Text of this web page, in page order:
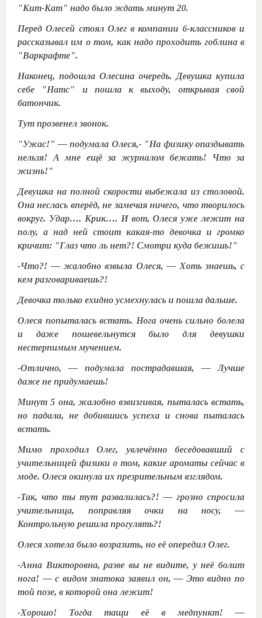
"Кит-Кат" надо было ждать минут 20.
Перед Олесей стоял Олег в компании 6-классников и
рассказывал им о том, как надо проходить гоблина в
"Варкрафте".
Наконец, подошла Олесина очередь. Девушка купила
себе "Натс" и пошла к выходу, открывая свой
батончик.
Тут прозвенел звонок.
"Ужас!" — подумала Олеся,- "На физику опаздывать
нельзя! А мне ещё за журналом бежать! Что за
жизнь!"
Девушка на полной скорости выбежала из столовой.
Она неслась вперёд, не замечая ничего, что творилось
вокруг. Удар…. Крик…. И вот, Олеся уже лежит на
полу, а над ней стоит какая-то девочка и громко
кричит: "Глаз что ль нет?! Смотри куда бежишь!"
-Что?! — жалобно взвыла Олеся, — Хоть знаешь, с
кем разговариваешь?!
Девочка только ехидно усмехнулась и пошла дальше.
Олеся попыталась встать. Нога очень сильно болела
и даже пошевельнутся было для девушки
нестерпимым мучением.
-Отлично, — подумала пострадавшая, — Лучше
даже не придумаешь!
Минут 5 она, жалобно взвизгивая, пыталась встать,
но падала, не добившись успеха и снова пыталась
встать.
Мимо проходил Олег, увлечённо беседовавший с
учительницей физики о том, какие ароматы сейчас в
моде. Олеся окинула их презрительным взглядом.
-Так, что ты тут развалилась?! — грозно спросила
учительница, поправляя очки на носу, —
Контрольную решила прогулять?!
Олеся хотела было возразить, но её опередил Олег.
-Анна Викторовна, разве вы не видите, у неё болит
нога! — с видом знатока заявил он, — Это видно по
той позе, в которой она лежит!
-Хорошо! Тогда тащи её в медпункт! —